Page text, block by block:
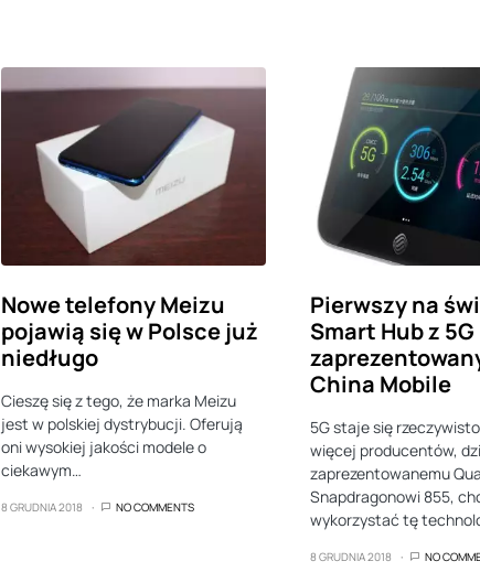
Nowe telefony Meizu
pojawią się w Polsce już
niedługo
Cieszę się z tego, że marka Meizu
jest w polskiej dystrybucji. Oferują
oni wysokiej jakości modele o
ciekawym…
8 GRUDNIA 2018 NO COMMENTS
Pierwszy na
Smart Hub z 5G
China Mobile
5G staje się
więcej producentów,
zaprezentowanemu
Snapdragonowi 855,
wykorzystać tę
8 GRUDNIA 2018 NO